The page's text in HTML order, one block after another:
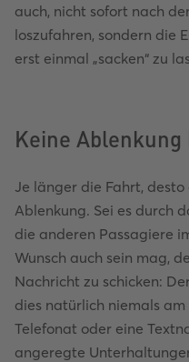
auch, nicht sofort nach
loszufahren, sondern die
erst einmal „sacken“ zu
Keine Ablenkung
Je länger die Fahrt,
Ablenkung. Sei es durch
die anderen Passagiere
Wunsch auch sein mag,
Nachricht zu schicken:
dies natürlich niemals
Telefonat oder eine
angeregte